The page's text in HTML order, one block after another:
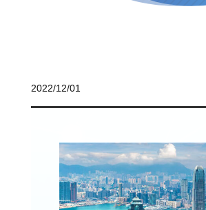
2022/12/01